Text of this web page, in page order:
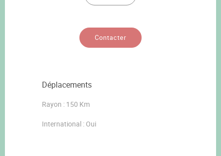
Contacter
Déplacements
Rayon : 150 Km
International : Oui